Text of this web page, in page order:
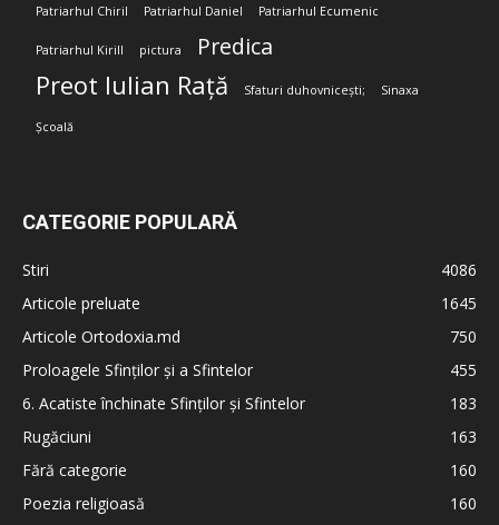
Patriarhul Chiril Patriarhul Daniel Patriarhul Ecumenic
Patriarhul Kirill pictura Predica
Preot Iulian Rață Sfaturi duhovnicești; Sinaxa
Școală
CATEGORIE POPULARĂ
Stiri
4086
Articole preluate
1645
Articole Ortodoxia.md
750
Proloagele Sfinților și a Sfintelor
455
6. Acatiste închinate Sfinților și Sfintelor
183
Rugăciuni
163
Fără categorie
160
Poezia religioasă
160